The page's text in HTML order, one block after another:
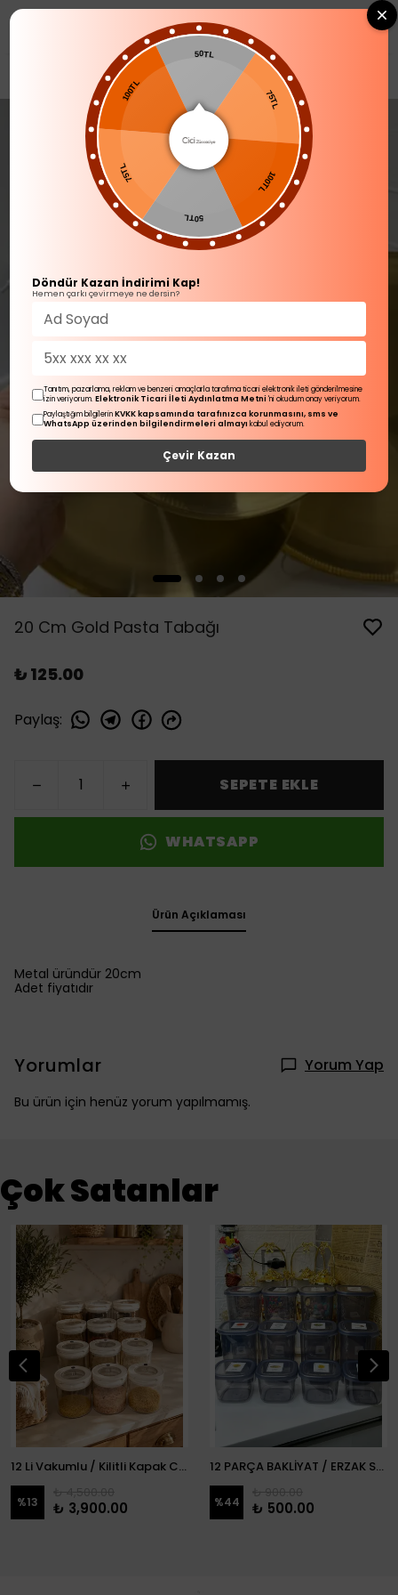
0
SOFRA ÜRÜNLERİ
20 Cm Gold Pasta Tabağı
₺ 125.00
Paylaş:
SEPETE EKLE
WHATSAPP
Ürün Açıklaması
Metal üründür 20cm
Adet fiyatıdır
Yorumlar Yorum Yap
Bu ürün için henüz yorum yapılmamış.
Çok Satanlar
12 Li Vakumlu / Kilitli Kapak Cam Erzak Kabı / Kavanoz
%13 ₺ 3,900.00
12 PARÇA BAKLİYAT / ERZAK SETİ
%44 ₺ 500.00
50TL
75TL
100TL
50TL
75TL
100TL
Döndür Kazan İndirimi Kap!
Hemen çarkı çevirmeye ne dersin?
Tanıtım, pazarlama, reklam ve benzeri amaçlarla tarafıma ticari elektronik ileti gönderilmesine
izin veriyorum.Elektronik Ticari İleti Aydınlatma Metni 'ni okudum onay veriyorum.
Paylaştığım bilgilerinKVKK kapsamında tarafınızca korunmasını, sms ve
WhatsApp üzerinden bilgilendirmeleri almayı kabul ediyorum.
Çevir Kazan